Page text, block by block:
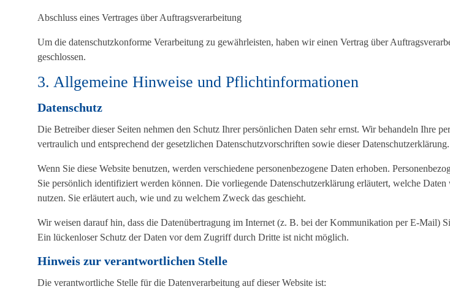
Abschluss eines Vertrages über Auftragsverarbeitung
Um die datenschutzkonforme Verarbeitung zu gewährleisten, haben wir einen Vertrag über
geschlossen.
3. Allgemeine Hinweise und Pflicht­informationen
Datenschutz
Die Betreiber dieser Seiten nehmen den Schutz Ihrer persönlichen Daten sehr ernst. Wir behandeln Ihre
vertraulich und entsprechend der gesetzlichen Datenschutzvorschriften sowie dieser Datenschutzerklärung.
Wenn Sie diese Website benutzen, werden verschiedene personenbezogene Daten erhoben.
Sie persönlich identifiziert werden können. Die vorliegende Datenschutzerklärung erläutert, welche
nutzen. Sie erläutert auch, wie und zu welchem Zweck das geschieht.
Wir weisen darauf hin, dass die Datenübertragung im Internet (z. B. bei der Kommunikation per E-Mail)
Ein lückenloser Schutz der Daten vor dem Zugriff durch Dritte ist nicht möglich.
Hinweis zur verantwortlichen Stelle
Die verantwortliche Stelle für die Datenverarbeitung auf dieser Website ist: